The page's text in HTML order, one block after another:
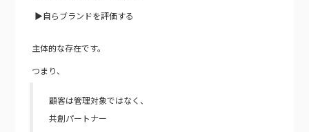
▶自らブランドを評価する
主体的な存在です。
つまり、
顧客は管理対象ではなく、
共創パートナー